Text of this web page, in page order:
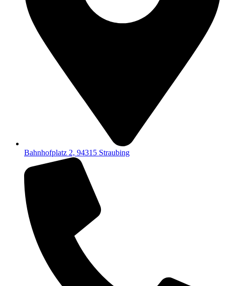
Bahnhofplatz 2, 94315 Straubing